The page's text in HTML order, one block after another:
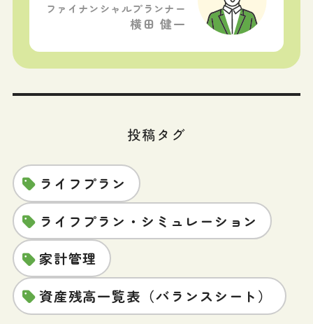
ファイナンシャルプランナー
横田 健一
投稿タグ
ライフプラン
ライフプラン・シミュレーション
家計管理
資産残高一覧表（バランスシート）